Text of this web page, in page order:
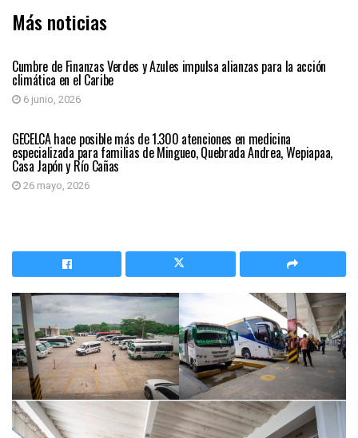
Más noticias
Cumbre de Finanzas Verdes y Azules impulsa alianzas para la acción
climática en el Caribe
6 junio, 2026
REGIÓN CARIBE
GECELCA hace posible más de 1.300 atenciones en medicina
especializada para familias de Mingueo, Quebrada Andrea, Wepiapaa,
Casa Japón y Río Cañas
26 mayo, 2026